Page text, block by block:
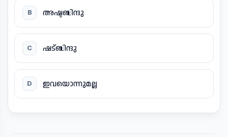
B അഷ്ടബിന്ദു
C ഷട്ബിന്ദു
D ഇവയൊന്നുമല്ല